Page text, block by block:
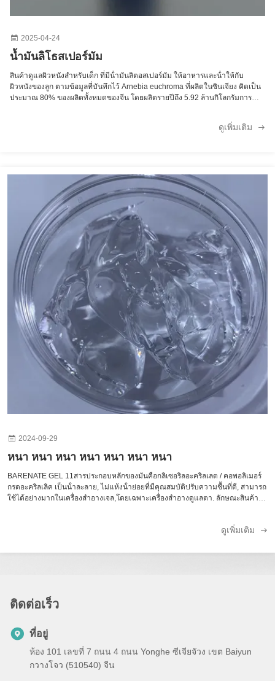
2025-04-24
น้ำมันลิโธสเปอร์มัม
สินค้าดูแลผิวหนังสําหรับเด็ก ที่มีน้ํามันลิตอสเปอร์มัม ให้อาหารและน้ําให้กับ
ผิวหนังของลูก ตามข้อมูลที่บันทึกไว้ Arnebia euchroma ที่ผลิตในซินเจียง คิดเป็น
ประมาณ 80% ของผลิตทั้งหมดของจีน โดยผลิตรายปีถึง 5.92 ล้านกิโลกรัมการ
ดูเพิ่มเติม
2024-09-29
หนา หนา หนา หนา หนา หนา หนา
BARENATE GEL 11สารประกอบหลักของมันคือกลิเซอริลอะคริลเลต / คอพอลิเมอร์
กรดอะคริลเลิค เป็นน้ําละลาย, ไม่แห้งน้ําย่อยที่มีคุณสมบัติปรับความชื้นที่ดี, สามารถ
ใช้ได้อย่างมากในเครื่องสําอางเจล,โดยเฉพาะเครื่องสําอางดูแลตา. ลักษณะสินค้า
ดูเพิ่มเติม
ติดต่อเร็ว
ที่อยู่
ห้อง 101 เลขที่ 7 ถนน 4 ถนน Yonghe ซีเจียจัวง เขต Baiyun
กวางโจว (510540) จีน